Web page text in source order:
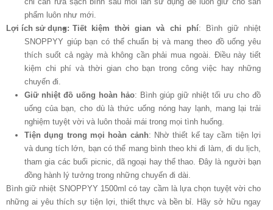
phẩm luôn như mới.
Lợi ích sử dụng: Tiết kiệm thời gian và chi phí: Bình giữ nhiệt
SNOPPYY giúp bạn có thể chuẩn bị và mang theo đồ uống yêu
thích suốt cả ngày mà không cần phải mua ngoài. Điều này tiết
kiệm chi phí và thời gian cho bạn trong công việc hay những
chuyến đi.
Giữ nhiệt đồ uống hoàn hảo: Bình giúp giữ nhiệt tối ưu cho đồ
uống của bạn, cho dù là thức uống nóng hay lạnh, mang lại trải
nghiệm tuyệt vời và luôn thoải mái trong mọi tình huống.
Tiện dụng trong mọi hoàn cảnh: Nhờ thiết kế tay cầm tiện lợi
và dung tích lớn, bạn có thể mang bình theo khi đi làm, đi du lịch,
tham gia các buổi picnic, dã ngoại hay thể thao. Đây là người bạn
đồng hành lý tưởng trong những chuyến đi dài.
Bình giữ nhiệt SNOPPYY 1500ml có tay cầm là lựa chọn tuyệt vời cho
những ai yêu thích sự tiện lợi, thiết thực và bền bỉ. Hãy sở hữu ngay